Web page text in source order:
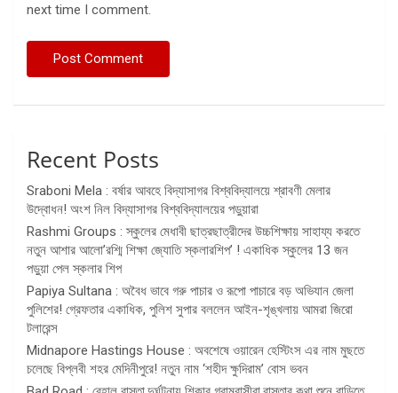
next time I comment.
Recent Posts
Sraboni Mela : বর্ষার আবহে বিদ্যাসাগর বিশ্ববিদ্যালয়ে শ্রাবণী মেলার
উদ্বোধন! অংশ নিল বিদ্যাসাগর বিশ্ববিদ্যালয়ের পড়ুয়ারা
Rashmi Groups : স্কুলের মেধাবী ছাত্রছাত্রীদের উচ্চশিক্ষায় সাহায্য করতে
নতুন আশার আলো’রশ্মি শিক্ষা জ্যোতি স্কলারশিপ’ ! একাধিক স্কুলের 13 জন
পড়ুয়া পেল স্কলার শিপ
Papiya Sultana : অবৈধ ভাবে গরু পাচার ও রূপো পাচারে বড় অভিযান জেলা
পুলিশের! গ্রেফতার একাধিক, পুলিশ সুপার বললেন আইন-শৃঙ্খলায় আমরা জিরো
টলারেন্স
Midnapore Hastings House : অবশেষে ওয়ারেন হেস্টিংস এর নাম মুছতে
চলেছে বিপ্লবী শহর মেদিনীপুরে! নতুন নাম ‘শহীদ ক্ষুদিরাম’ বোস ভবন